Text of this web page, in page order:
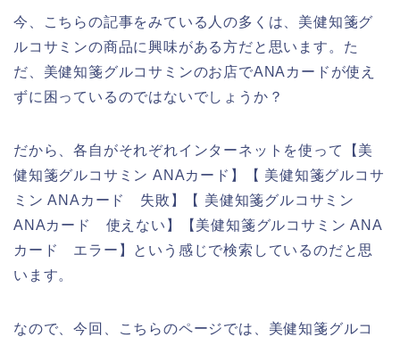
今、こちらの記事をみている人の多くは、美健知箋グ
ルコサミンの商品に興味がある方だと思います。た
だ、美健知箋グルコサミンのお店でANAカードが使え
ずに困っているのではないでしょうか？
だから、各自がそれぞれインターネットを使って【美
健知箋グルコサミン ANAカード】【 美健知箋グルコサ
ミン ANAカード 失敗】【 美健知箋グルコサミン
ANAカード 使えない】【美健知箋グルコサミン ANA
カード エラー】という感じで検索しているのだと思
います。
なので、今回、こちらのページでは、美健知箋グルコ